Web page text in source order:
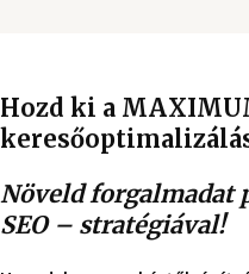
Hozd ki a
Növeld forgalmadat
SEO – stratégiával!